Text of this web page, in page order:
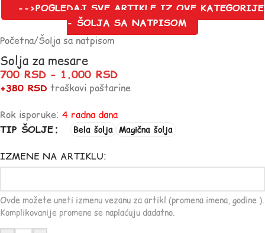
-->POGLEDAJ SVE ARTIKLE IZ OVE KATEGORIJE
- ŠOLJA SA NATPISOM
Početna/Šolja sa natpisom
Solja za mesare
700 RSD – 1.000 RSD
+380 RSD troškovi poštarine
Rok isporuke: 4 radna dana
TIP ŠOLJE
Bela šolja Magična šolja
IZMENE NA ARTIKLU:
Ovde možete uneti izmenu vezanu za artikl (promena imena, godine ).
Komplikovanije promene se naplaćuju dadatno.